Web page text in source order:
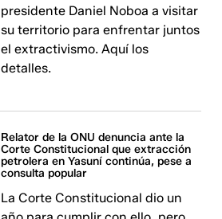
presidente Daniel Noboa a visitar
su territorio para enfrentar juntos
el extractivismo. Aquí los
detalles.
Relator de la ONU denuncia ante la
Corte Constitucional que extracción
petrolera en Yasuní continúa, pese a
consulta popular
La Corte Constitucional dio un